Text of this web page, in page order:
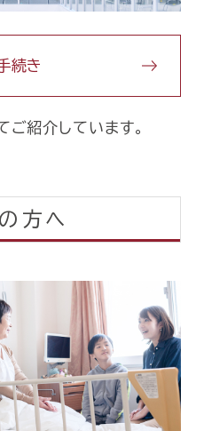
続き
紹介しています。
方へ